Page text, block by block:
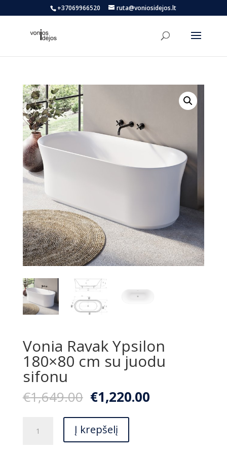
+37069966520 ruta@voniosidejos.lt
Vonia Ravak Ypsilon
180×80 cm su juodu
sifonu
€1,649.00 Original
price
was:
€1,649.00.
€1,220.00Current
kiekis:
Į krepšelį